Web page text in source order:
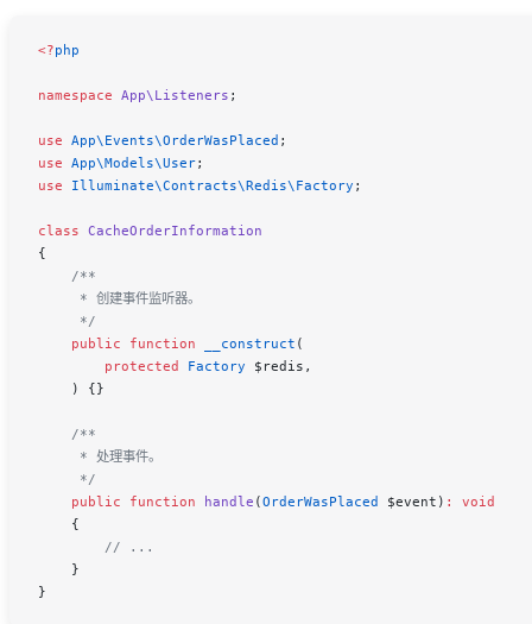
<?php
namespace App\Listeners ;
use App\Events\OrderWasPlaced ;
use App\Models\User;
use Illuminate\Contracts\Redis\ Factory ;
class CacheOrderInformation
{
    /**
     * 创建事件监听器。
     */
    public
function __construct (
        protected
Factory $redis ,
    ) {}
    /**
     * 处理事件。
     */
    public
function handle (OrderWasPlaced $event ) :
void
    {
        // ...
    }
}